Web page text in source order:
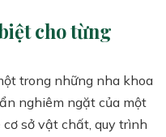
cho từng
trong những nha khoa
nghiêm ngặt của một
sở vật chất, quy trình